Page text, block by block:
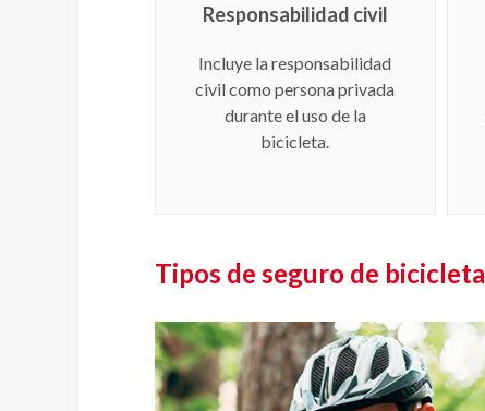
Responsabilidad civil
Incluye la responsabilidad
civil como persona privada
durante el uso de la
bicicleta.
Tipos de seguro de bicicleta